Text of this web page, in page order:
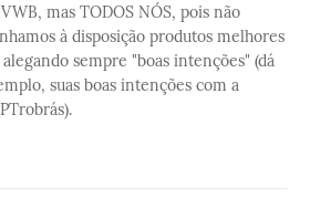
mas TODOS NÓS, pois não
à disposição produtos melhores
sempre "boas intenções" (dá
suas boas intenções com a